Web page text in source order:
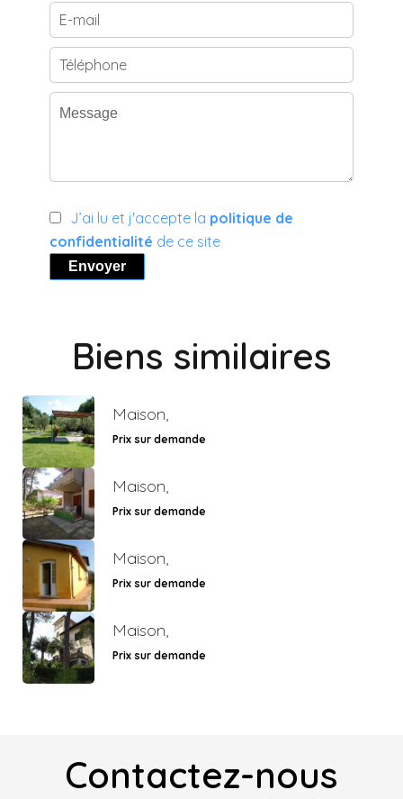
J’ai lu et j'accepte la politique de
confidentialité de ce site
Envoyer
Biens similaires
Maison,
Prix sur demande
Maison,
Prix sur demande
Maison,
Prix sur demande
Maison,
Prix sur demande
Contactez-nous